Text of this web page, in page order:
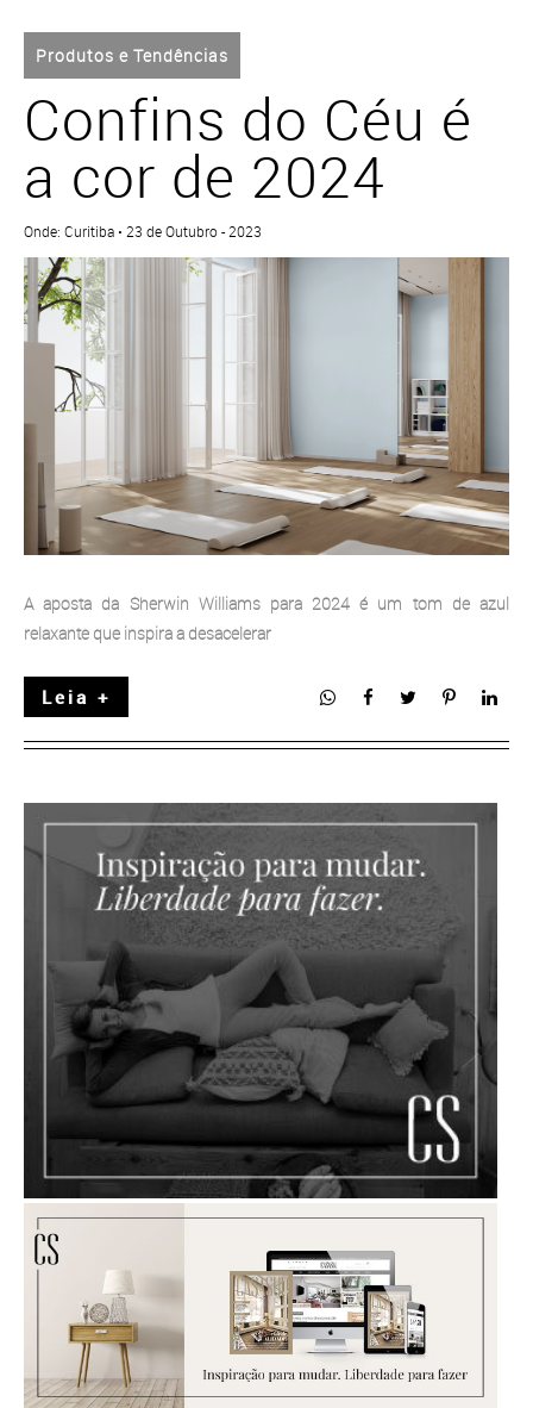
Produtos e Tendências
Confins do Céu é
a cor de 2024
Onde: Curitiba • 23 de Outubro - 2023
A aposta da Sherwin Williams para 2024 é um tom de azul
relaxante que inspira a desacelerar
Leia +